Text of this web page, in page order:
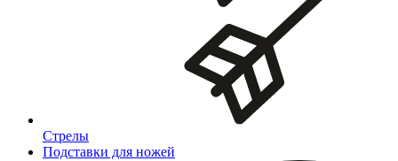
Стрелы
Подставки для ножей